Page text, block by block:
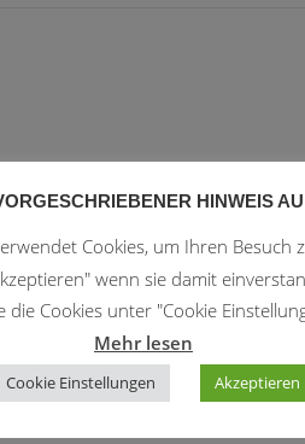
iCalendar
HINWEIS
Cookies, um Ihren Besuch
wenn sie damit
die Cookies unter "Cookie
Mehr lesen
Cookie Einstellungen Akzeptieren